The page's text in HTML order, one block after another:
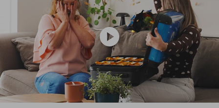
play_circle